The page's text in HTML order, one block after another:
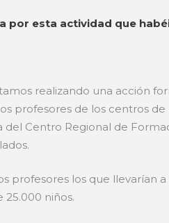
por esta actividad que
realizando una acción
profesores de los centros
del Centro Regional de
profesores los que
25.000 niños.